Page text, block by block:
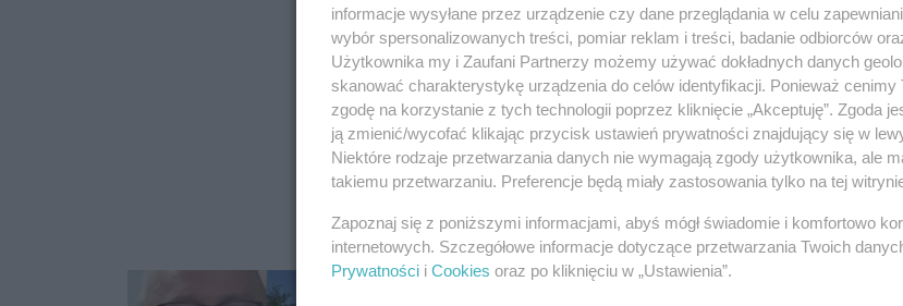
informacje wysyłane przez urządzenie czy dane przeglądania w celu
wybór spersonalizowanych treści, pomiar reklam i treści, badanie odbiorców
Użytkownika my i Zaufani Partnerzy możemy używać dokładnych danych
skanować charakterystykę urządzenia do celów identyfikacji. Ponieważ
zgodę na korzystanie z tych technologii poprzez kliknięcie „Akceptuję”. Zgoda
ją zmienić/wycofać klikając przycisk ustawień prywatności znajdujący się w
Niektóre rodzaje przetwarzania danych nie wymagają zgody użytkownika, ale
takiemu przetwarzaniu. Preferencje będą miały zastosowania tylko na tej
Zapoznaj się z poniższymi informacjami, abyś mógł świadomie i komfortowo
internetowych. Szczegółowe informacje dotyczące przetwarzania Twoich
Prywatności i Cookies oraz po kliknięciu w „Ustawienia”.